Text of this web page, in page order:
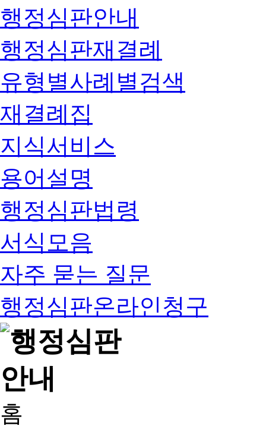
행정심판안내
행정심판재결례
유형별사례별검색
재결례집
지식서비스
용어설명
행정심판법령
서식모음
자주 묻는 질문
행정심판온라인청구
홈